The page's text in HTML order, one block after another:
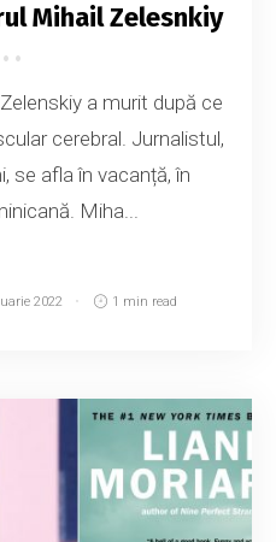
Mihail Zelesnkiy
a murit după ce
cerebral. Jurnalistul,
se afla în vacanță, în
Miha...
2022 1 min read